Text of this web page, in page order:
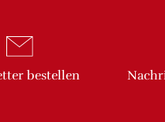
bestellen